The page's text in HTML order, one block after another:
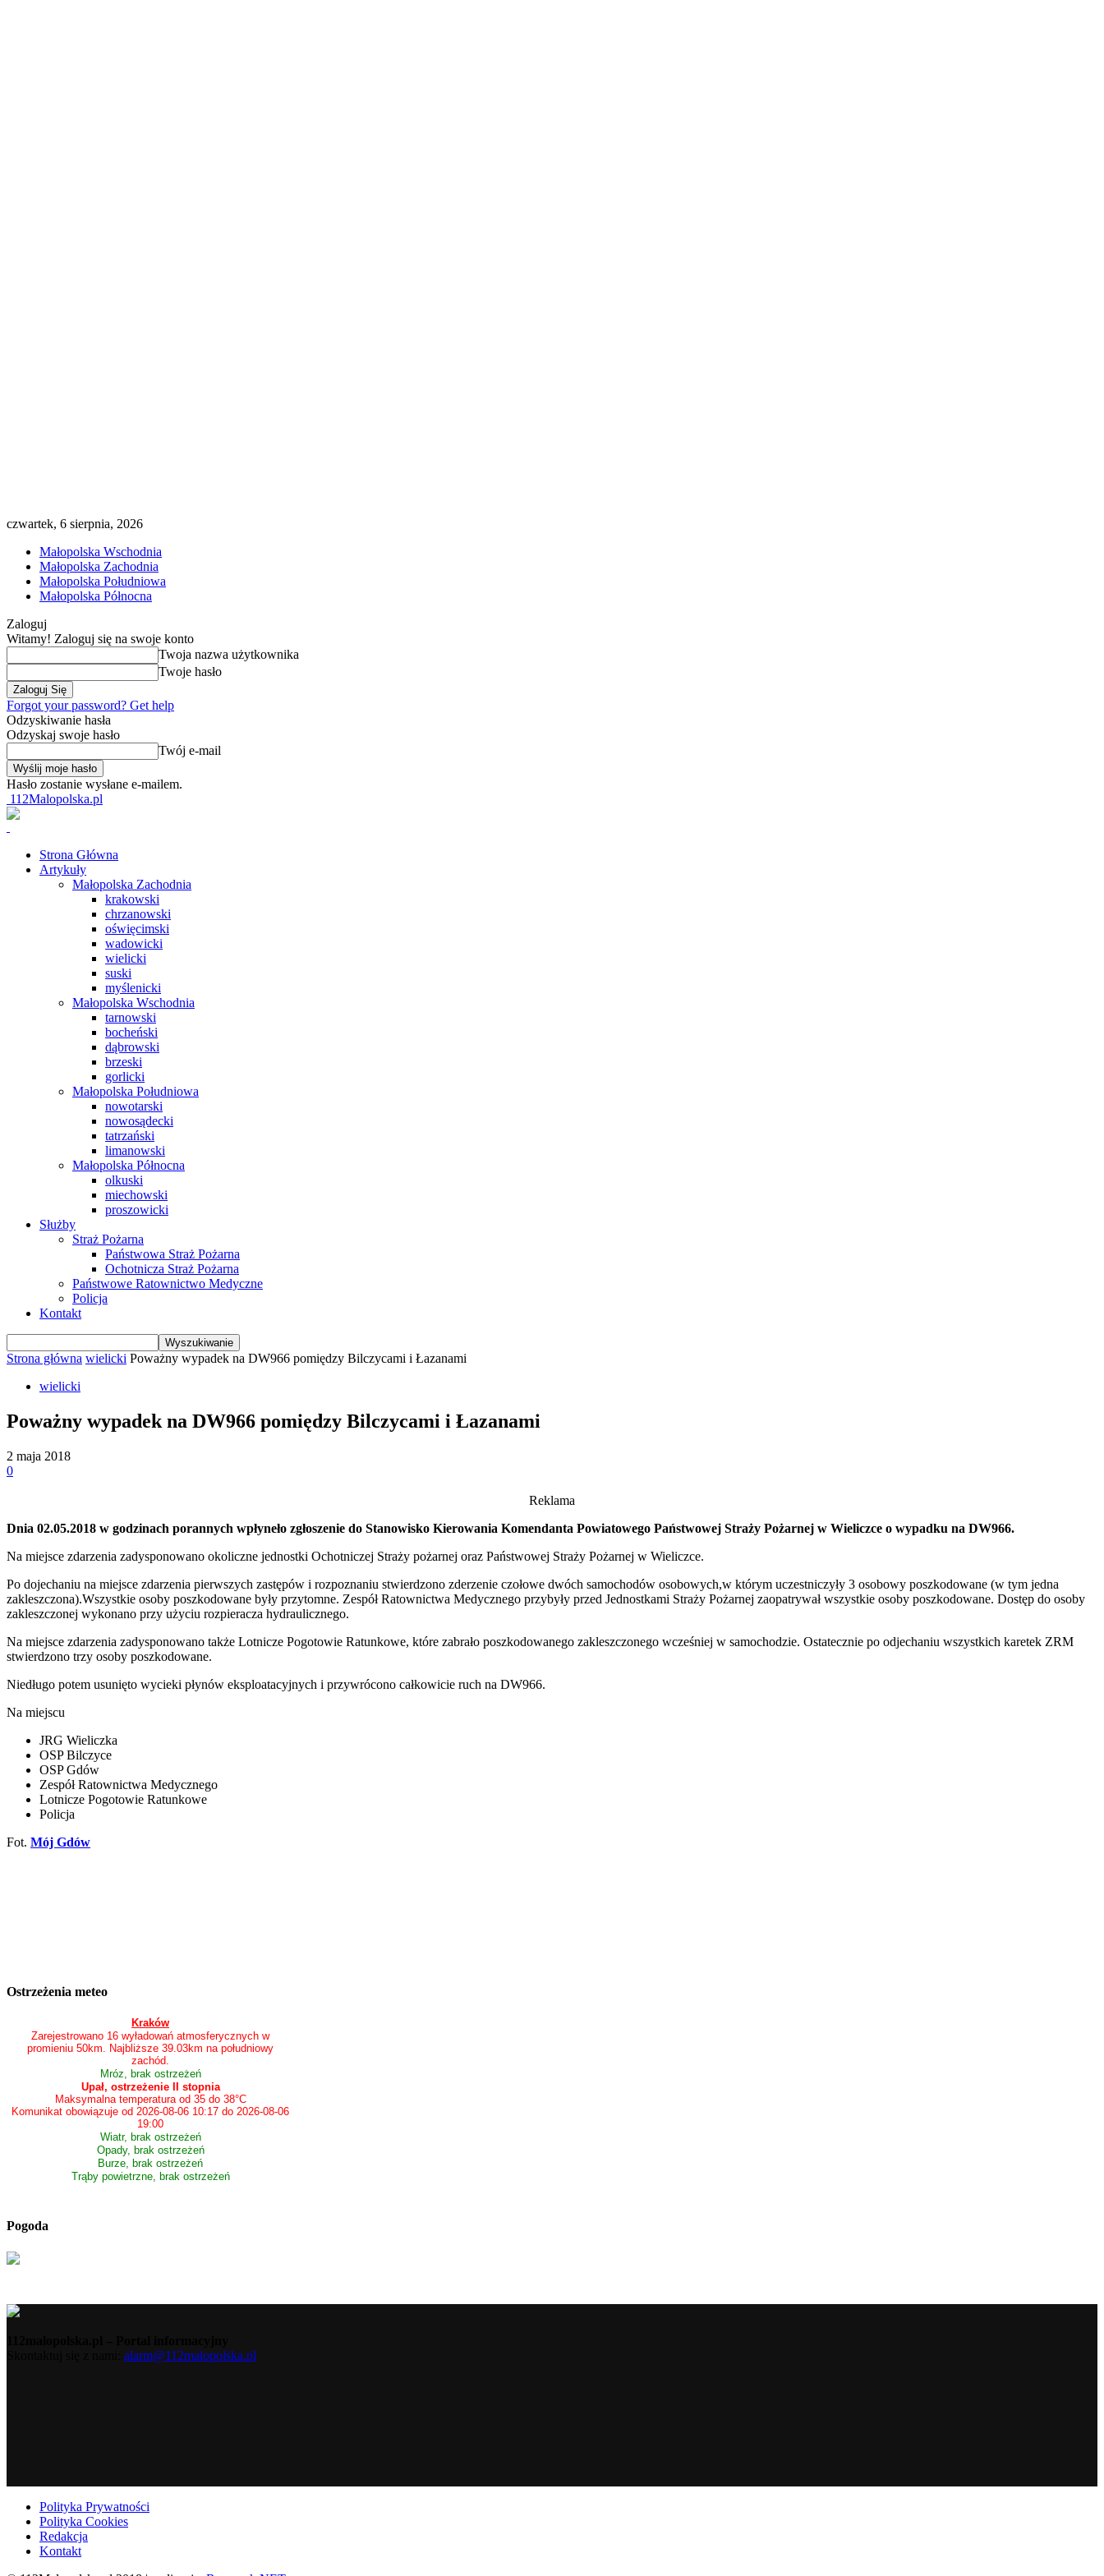
czwartek, 6 sierpnia, 2026
Małopolska Wschodnia
Małopolska Zachodnia
Małopolska Południowa
Małopolska Północna
Zaloguj
Witamy! Zaloguj się na swoje konto
Twoja nazwa użytkownika
Twoje hasło
Forgot your password? Get help
Odzyskiwanie hasła
Odzyskaj swoje hasło
Twój e-mail
Hasło zostanie wysłane e-mailem.
112Malopolska.pl
Strona Główna
Artykuły
Małopolska Zachodnia
krakowski
chrzanowski
oświęcimski
wadowicki
wielicki
suski
myślenicki
Małopolska Wschodnia
tarnowski
bocheński
dąbrowski
brzeski
gorlicki
Małopolska Południowa
nowotarski
nowosądecki
tatrzański
limanowski
Małopolska Północna
olkuski
miechowski
proszowicki
Służby
Straż Pożarna
Państwowa Straż Pożarna
Ochotnicza Straż Pożarna
Państwowe Ratownictwo Medyczne
Policja
Kontakt
Strona główna wielicki Poważny wypadek na DW966 pomiędzy Bilczycami i Łazanami
wielicki
Poważny wypadek na DW966 pomiędzy Bilczycami i Łazanami
2 maja 2018
0
Reklama
Dnia 02.05.2018 w godzinach porannych wpłyneło zgłoszenie do Stanowisko Kierowania Komendanta Powiatowego Państwowej Straży Pożarnej w Wieliczce o wypadku na DW966.
Na miejsce zdarzenia zadysponowano okoliczne jednostki Ochotniczej Straży pożarnej oraz Państwowej Straży Pożarnej w Wieliczce.
Po dojechaniu na miejsce zdarzenia pierwszych zastępów i rozpoznaniu stwierdzono zderzenie czołowe dwóch samochodów osobowych,w którym uczestniczyły 3 osobowy poszkodowane (w tym jedna
zakleszczona).Wszystkie osoby poszkodowane były przytomne. Zespół Ratownictwa Medycznego przybyły przed Jednostkami Straży Pożarnej zaopatrywał wszystkie osoby poszkodowane. Dostęp do osoby
zakleszczonej wykonano przy użyciu rozpieracza hydraulicznego.
Na miejsce zdarzenia zadysponowano także Lotnicze Pogotowie Ratunkowe, które zabrało poszkodowanego zakleszczonego wcześniej w samochodzie. Ostatecznie po odjechaniu wszystkich karetek ZRM
stwierdzono trzy osoby poszkodowane.
Niedługo potem usunięto wycieki płynów eksploatacyjnych i przywrócono całkowicie ruch na DW966.
Na miejscu
JRG Wieliczka
OSP Bilczyce
OSP Gdów
Zespół Ratownictwa Medycznego
Lotnicze Pogotowie Ratunkowe
Policja
Fot. Mój Gdów
Ostrzeżenia meteo
Kraków
Zarejestrowano 16 wyładowań atmosferycznych w
promieniu 50km. Najbliższe 39.03km na południowy
zachód.
Mróz, brak ostrzeżeń
Upał, ostrzeżenie II stopnia
Maksymalna temperatura od 35 do 38°C
Komunikat obowiązuje od 2026-08-06 10:17 do 2026-08-06
19:00
Wiatr, brak ostrzeżeń
Opady, brak ostrzeżeń
Burze, brak ostrzeżeń
Trąby powietrzne, brak ostrzeżeń
Pogoda
alarm@112malopolska.pl
Polityka Prywatności
Polityka Cookies
Redakcja
Kontakt